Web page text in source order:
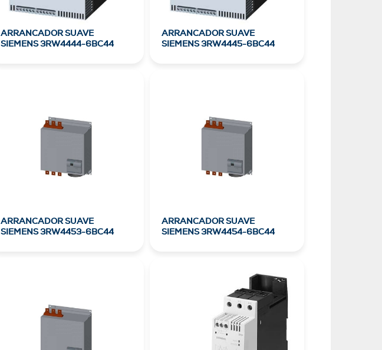
ARRANCADOR SUAVE
SIEMENS 3RW4444-6BC44
ARRANCADOR SUAVE
SIEMENS 3RW4445-6BC44
ARRANCADOR SUAVE
SIEMENS 3RW4453-6BC44
ARRANCADOR SUAVE
SIEMENS 3RW4454-6BC44